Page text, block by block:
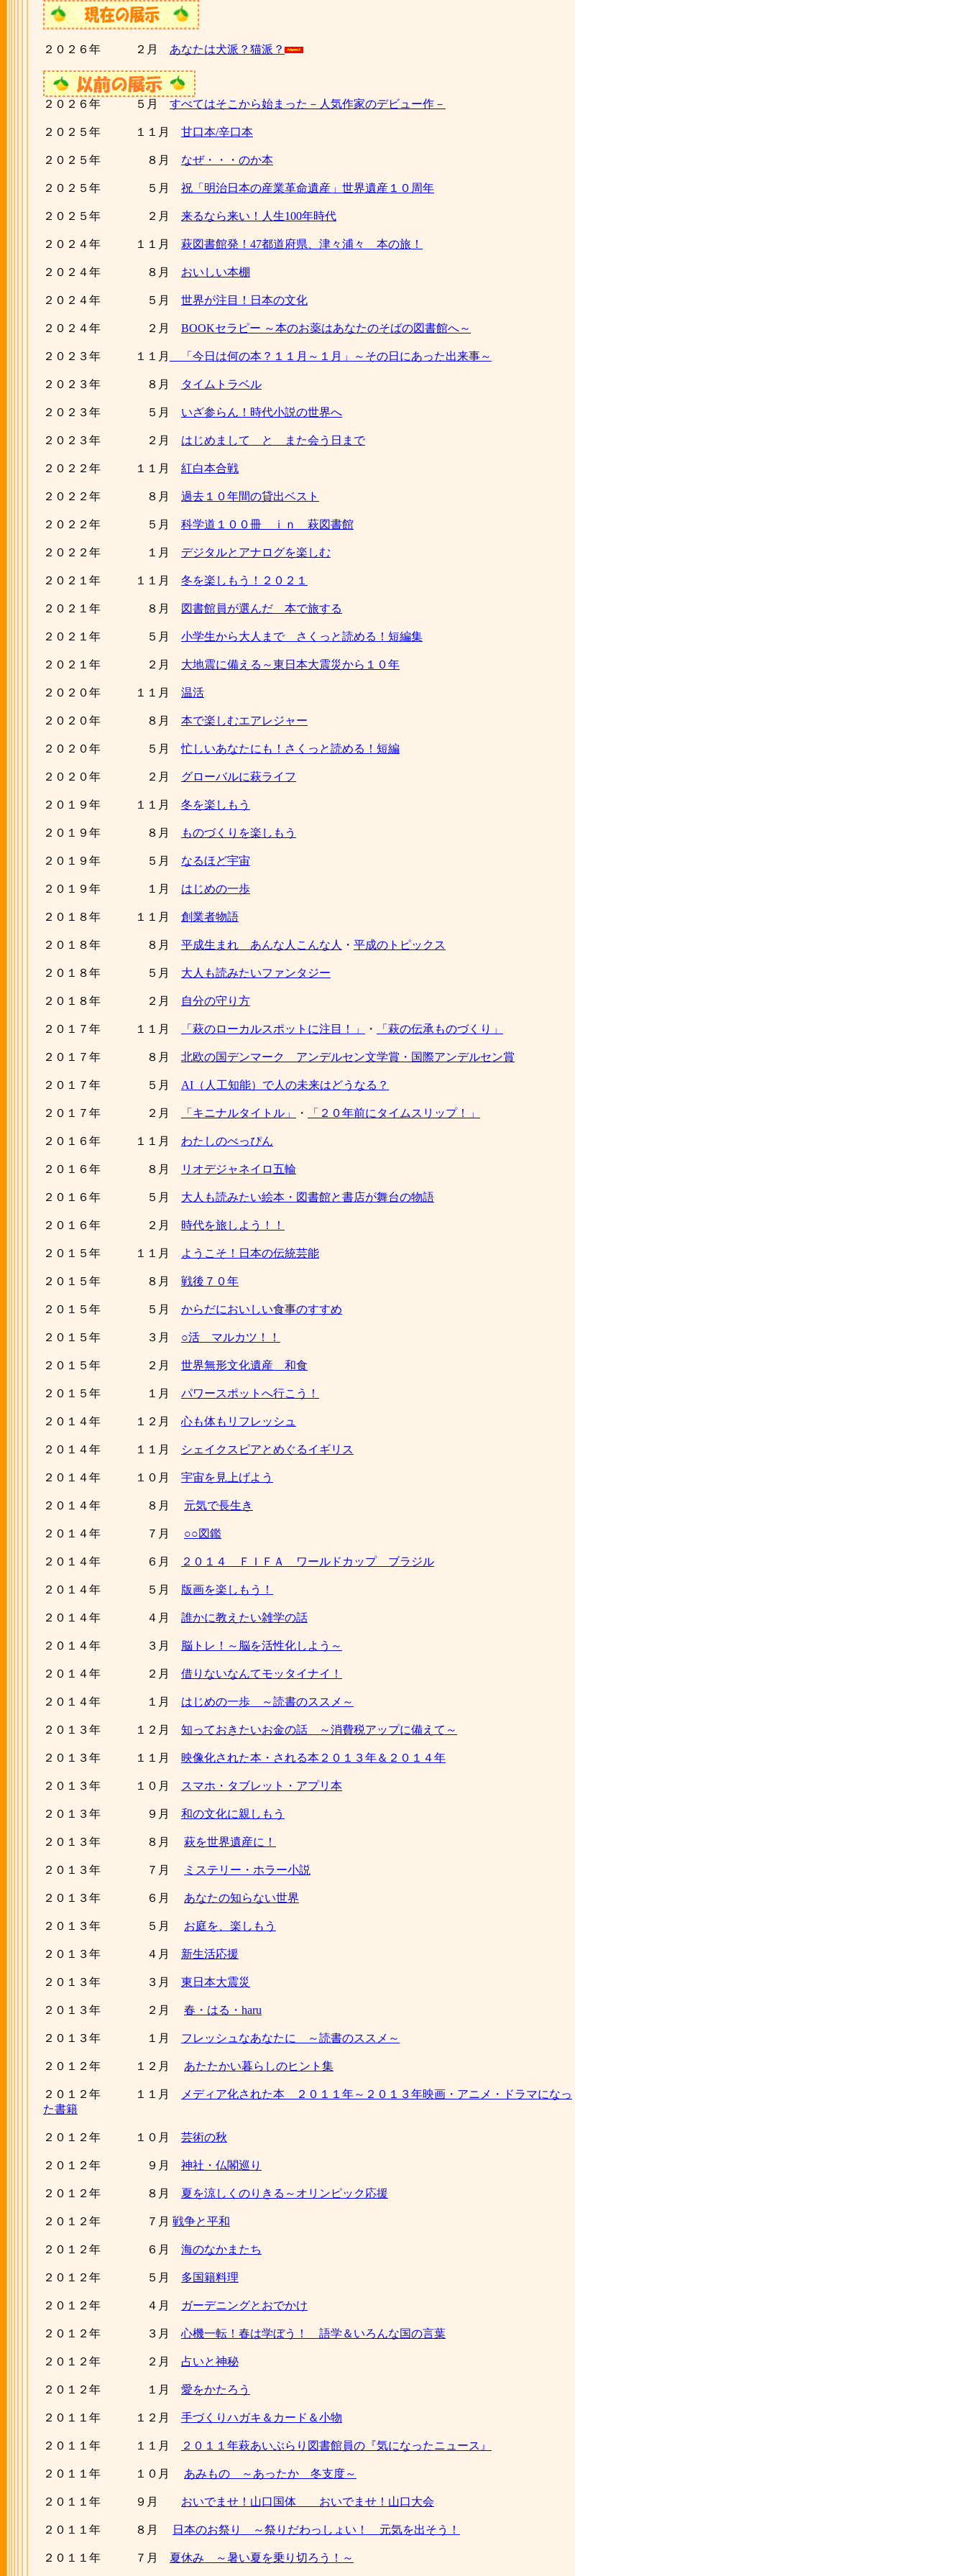
２０２６年 ２月 あなたは犬派？猫派？
２０２６年 ５月 すべてはそこから始まった－人気作家のデビュー作－
２０２５年 １１月 甘口本/辛口本
２０２５年 ８月 なぜ・・・のか本
２０２５年 ５月 祝「明治日本の産業革命遺産」世界遺産１０周年
２０２５年 ２月 来るなら来い！人生100年時代
２０２４年 １１月 萩図書館発！47都道府県、津々浦々 本の旅！
２０２４年 ８月 おいしい本棚
２０２４年 ５月 世界が注目！日本の文化
２０２４年 ２月 BOOKセラピー ～本のお薬はあなたのそばの図書館へ～
２０２３年 １１月 「今日は何の本？１１月～１月」～その日にあった出来事～
２０２３年 ８月 タイムトラベル
２０２３年 ５月 いざ参らん！時代小説の世界へ
２０２３年 ２月 はじめまして と また会う日まで
２０２２年 １１月 紅白本合戦
２０２２年 ８月 過去１０年間の貸出ベスト
２０２２年 ５月 科学道１００冊 ｉｎ 萩図書館
２０２２年 １月 デジタルとアナログを楽しむ
２０２１年 １１月 冬を楽しもう！２０２１
２０２１年 ８月 図書館員が選んだ 本で旅する
２０２１年 ５月 小学生から大人まで さくっと読める！短編集
２０２１年 ２月 大地震に備える～東日本大震災から１０年
２０２０年 １１月 温活
２０２０年 ８月 本で楽しむエアレジャー
２０２０年 ５月忙しいあなたにも！さくっと読める！短編
２０２０年 ２月 グローバルに萩ライフ
２０１９年 １１月 冬を楽しもう
２０１９年 ８月 ものづくりを楽しもう
２０１９年 ５月 なるほど宇宙
２０１９年 １月 はじめの一歩
２０１８年 １１月 創業者物語
２０１８年 ８月 平成生まれ あんな人こんな人 ・ 平成のトピックス
２０１８年 ５月 大人も読みたいファンタジー
２０１８年 ２月 自分の守り方
２０１７年 １１月 「萩のローカルスポットに注目！」 ・ 「萩の伝承ものづくり」
２０１７年 ８月 北欧の国デンマーク アンデルセン文学賞・国際アンデルセン賞
２０１７年 ５月 AI（人工知能）で人の未来はどうなる？
２０１７年 ２月 「キニナルタイトル」 ・ 「２０年前にタイムスリップ！」
２０１６年 １１月 わたしのべっぴん
２０１６年 ８月 リオデジャネイロ五輪
２０１６年 ５月 大人も読みたい絵本・図書館と書店が舞台の物語
２０１６年 ２月 時代を旅しよう！！
２０１５年 １１月 ようこそ！日本の伝統芸能
２０１５年 ８月 戦後７０年
２０１５年 ５月 からだにおいしい食事のすすめ
２０１５年 ３月 ○活 マルカツ！！
２０１５年 ２月 世界無形文化遺産 和食
２０１５年 １月 パワースポットへ行こう！
２０１４年 １２月 心も体もリフレッシュ
２０１４年 １１月 シェイクスピアとめぐるイギリス
２０１４年 １０月 宇宙を見上げよう
２０１４年 ８月 元気で長生き
２０１４年 ７月 ○○図鑑
２０１４年 ６月 ２０１４ ＦＩＦＡ ワールドカップ ブラジル
２０１４年 ５月 版画を楽しもう！
２０１４年 ４月 誰かに教えたい雑学の話
２０１４年 ３月 脳トレ！～脳を活性化しよう～
２０１４年 ２月 借りないなんてモッタイナイ！
２０１４年 １月 はじめの一歩 ～読書のススメ～
２０１３年 １２月 知っておきたいお金の話 ～消費税アップに備えて～
２０１３年 １１月 映像化された本・される本２０１３年＆２０１４年
２０１３年 １０月 スマホ・タブレット・アプリ本
２０１３年 ９月 和の文化に親しもう
２０１３年 ８月 萩を世界遺産に！
２０１３年 ７月 ミステリー・ホラー小説
２０１３年 ６月 あなたの知らない世界
２０１３年 ５月 お庭を、楽しもう
２０１３年 ４月 新生活応援
２０１３年 ３月 東日本大震災
２０１３年 ２月 春・はる・haru
２０１３年 １月 フレッシュなあなたに ～読書のススメ～
２０１２年 １２月 あたたかい暮らしのヒント集
２０１２年 １１月
メディア化された本 ２０１１年～２０１３年映画・アニメ・ドラマになっ
た書籍
２０１２年 １０月 芸術の秋
２０１２年 ９月 神社・仏閣巡り
２０１２年 ８月 夏を涼しくのりきる～オリンピック応援
２０１２年 ７月 戦争と平和
２０１２年 ６月 海のなかまたち
２０１２年 ５月 多国籍料理
２０１２年 ４月 ガーデニングとおでかけ
２０１２年 ３月 心機一転！春は学ぼう！ 語学＆いろんな国の言葉
２０１２年 ２月 占いと神秘
２０１２年 １月 愛をかたろう
２０１１年 １２月 手づくりハガキ＆カード＆小物
２０１１年 １１月 ２０１１年萩あいぶらり図書館員の『気になったニュース』
２０１１年 １０月 あみもの ～あったか 冬支度～
２０１１年 ９月 おいでませ！山口国体 おいでませ！山口大会
２０１１年 ８月 日本のお祭り ～祭りだわっしょい！ 元気を出そう！
２０１１年 ７月 夏休み ～暑い夏を乗り切ろう！～